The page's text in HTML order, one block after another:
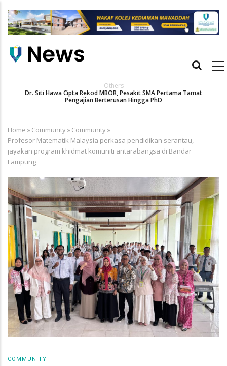
main
Main
Others
Dr. Siti Hawa Cipta Rekod MBOR, Pesakit SMA Pertama Tamat
Pengajian Berterusan Hingga PhD
Breadcrumb
Home »Community»Community»
Profesor Matematik Malaysia perkasa pendidikan serantau,
jayakan program khidmat komuniti antarabangsa di Bandar
Lampung
COMMUNITY